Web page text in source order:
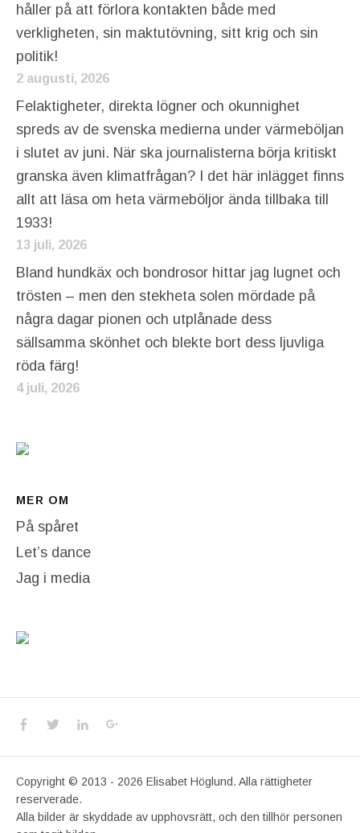
håller på att förlora kontakten både med
verkligheten, sin maktutövning, sitt krig och sin
politik!
2 augusti, 2026
Felaktigheter, direkta lögner och okunnighet
spreds av de svenska medierna under värmeböljan
i slutet av juni. När ska journalisterna börja kritiskt
granska även klimatfrågan? I det här inlägget finns
allt att läsa om heta värmeböljor ända tillbaka till
1933!
13 juli, 2026
Bland hundkäx och bondrosor hittar jag lugnet och
trösten – men den stekheta solen mördade på
några dagar pionen och utplånade dess
sällsamma skönhet och blekte bort dess ljuvliga
röda färg!
4 juli, 2026
MER OM
På spåret
Let’s dance
Jag i media
Social Media Profiles
Facebook
TwitterLinkedIn
Copyright © 2013 - 2026 Elisabet Höglund. Alla rättigheter
reserverade.
Alla bilder är skyddade av upphovsrätt, och den tillhör personen